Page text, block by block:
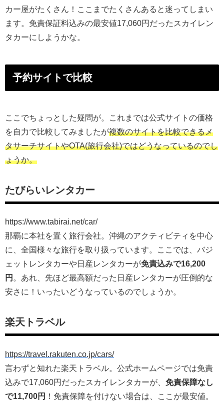
カー屋がたくさん！ここまでたくさんあると迷ってしまい
ます。免責保証料込みの最安値17,060円だったスカイレン
タカーにしようかな。
予約サイトで比較
ここでちょっとした疑問が。これまでは公式サイトの価格
を自力で比較してみましたが複数のサイトを比較できるメ
タサーチサイトやOTA(旅行会社)ではどうなっているのでし
ょうか。
たびらいレンタカー
https://www.tabirai.net/car/
那覇に本社を置く旅行会社。沖縄のアクティビティを中心
に、全国様々な旅行を取り扱っています。ここでは、バジ
ェットレンタカーや日産レンタカーが免責込みで16,200
円 。あれ、先ほど最高額だった日産レンタカーが圧倒的な
安さに！いったいどうなっているのでしょうか。
楽天トラベル
https://travel.rakuten.co.jp/cars/
言わずと知れた楽天トラベル。公式ホームページでは免責
込みで17,060円だったスカイレンタカーが、 免責保障なし
で11,700円 ！免責保障を付けない場合は、ここが最安値。